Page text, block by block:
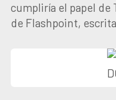
cumpliría el papel de
de Flashpoint,